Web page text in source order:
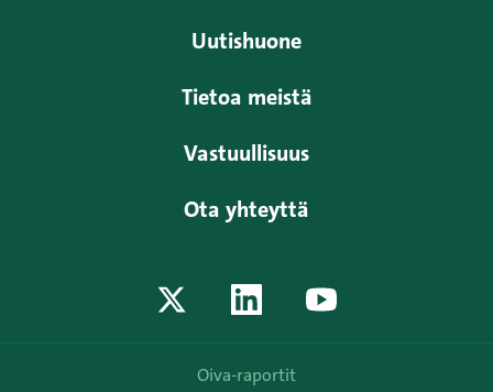
Uutishuone
Tietoa meistä
Vastuullisuus
Ota yhteyttä
Oiva-raportit